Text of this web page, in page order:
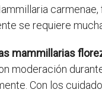
se requiere
mammillarias
moderación
Con los